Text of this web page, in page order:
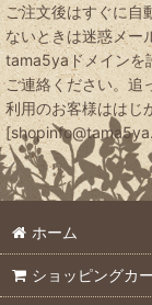
ご注文後はすぐに自
ないときは迷惑メー
tama5yaドメインを
ご連絡ください。追
利用のお客様ははじ
ホーム
ショッピングカ